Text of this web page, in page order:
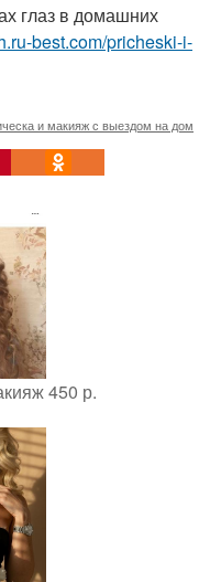
глаз в домашних
best.com/pricheski-i-
и макияж с выездом на дом
450 р.